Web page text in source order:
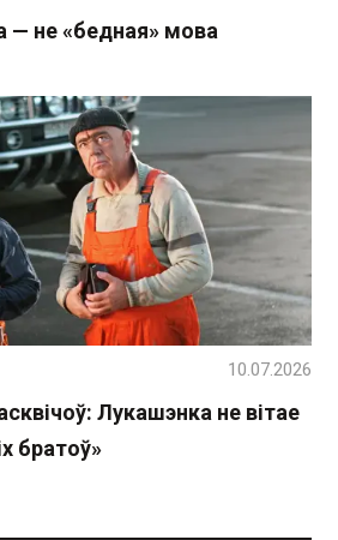
— не «бедная» мова
Лукашэнка не вітае
братоў»
10.07.2026